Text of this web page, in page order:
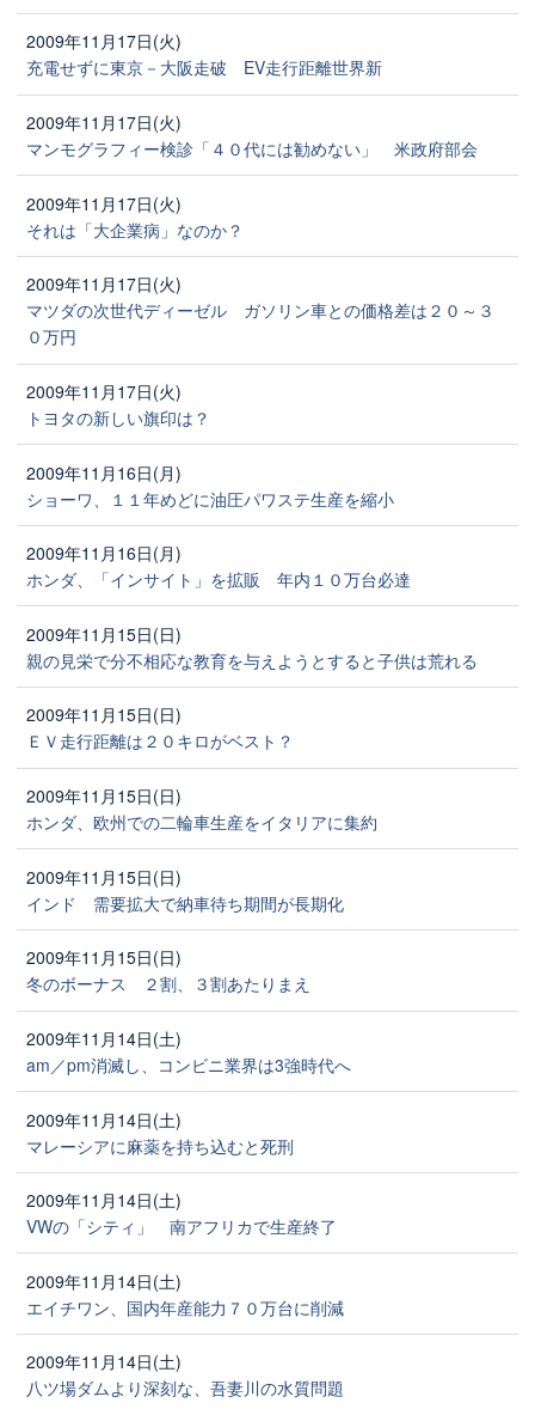
2009年11月17日(火)
充電せずに東京－大阪走破 EV走行距離世界新
2009年11月17日(火)
マンモグラフィー検診「４０代には勧めない」 米政府部会
2009年11月17日(火)
それは「大企業病」なのか？
2009年11月17日(火)
マツダの次世代ディーゼル ガソリン車との価格差は２０～３
０万円
2009年11月17日(火)
トヨタの新しい旗印は？
2009年11月16日(月)
ショーワ、１１年めどに油圧パワステ生産を縮小
2009年11月16日(月)
ホンダ、「インサイト」を拡販 年内１０万台必達
2009年11月15日(日)
親の見栄で分不相応な教育を与えようとすると子供は荒れる
2009年11月15日(日)
ＥＶ走行距離は２０キロがベスト？
2009年11月15日(日)
ホンダ、欧州での二輪車生産をイタリアに集約
2009年11月15日(日)
インド 需要拡大で納車待ち期間が長期化
2009年11月15日(日)
冬のボーナス ２割、３割あたりまえ
2009年11月14日(土)
am／pm消滅し、コンビニ業界は3強時代へ
2009年11月14日(土)
マレーシアに麻薬を持ち込むと死刑
2009年11月14日(土)
VWの「シティ」 南アフリカで生産終了
2009年11月14日(土)
エイチワン、国内年産能力７０万台に削減
2009年11月14日(土)
八ツ場ダムより深刻な、吾妻川の水質問題